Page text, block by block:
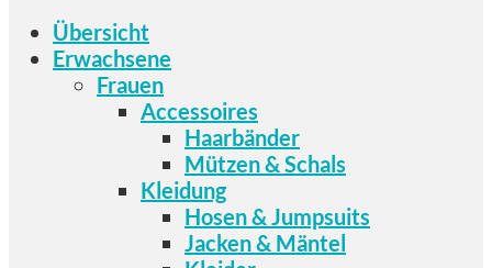
Übersicht
Erwachsene
Frauen
Accessoires
Haarbänder
Mützen & Schals
Kleidung
Hosen & Jumpsuits
Jacken & Mäntel